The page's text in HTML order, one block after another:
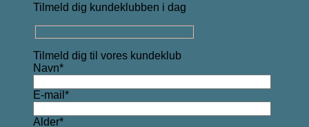
Tilmeld dig kundeklubben i dag
Tilmeld dig til vores kundeklub
Navn*
E-mail*
Alder*